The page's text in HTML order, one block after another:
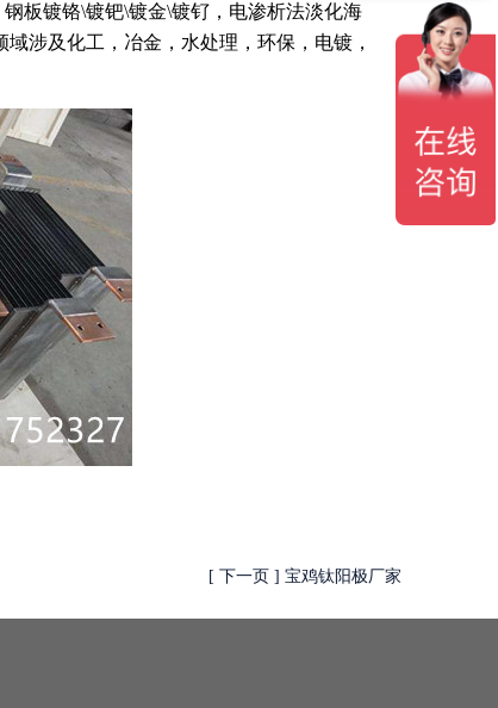
板镀铬\镀钯\镀金\镀钌，电渗析法淡化海
涉及化工，冶金，水处理，环保，电镀，
[ 下一页 ] 宝鸡钛阳极厂家